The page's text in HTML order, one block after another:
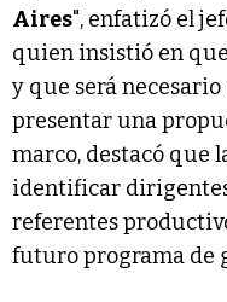
Aires", enfatizó el
quien insistió en
y que será
presentar una
marco, destacó que
identificar
referentes
futuro programa de